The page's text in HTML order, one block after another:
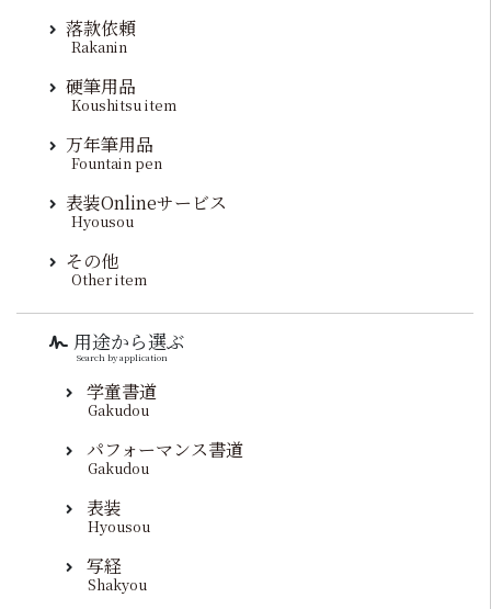
落款依頼
Rakanin
硬筆用品
Koushitsu item
万年筆用品
Fountain pen
表装Onlineサービス
Hyousou
その他
Other item
用途から選ぶ
Search by application
学童書道
Gakudou
パフォーマンス書道
Gakudou
表装
Hyousou
写経
Shakyou